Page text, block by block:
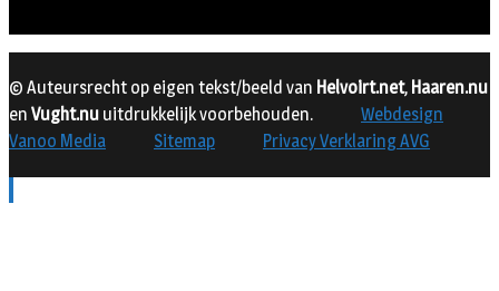
© Auteursrecht op eigen tekst/beeld van Helvoirt.net, Haaren.nu
en Vught.nu uitdrukkelijk voorbehouden.
Webdesign
Vanoo Media
Sitemap Privacy Verklaring AVG